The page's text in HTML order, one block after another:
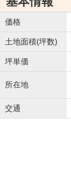
価格
土地面積(坪数)
坪単価
所在地
交通